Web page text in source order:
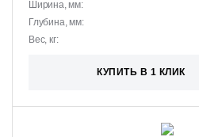
Ширина, мм:
Глубина, мм:
Вес, кг:
КУПИТЬ В 1 КЛИК